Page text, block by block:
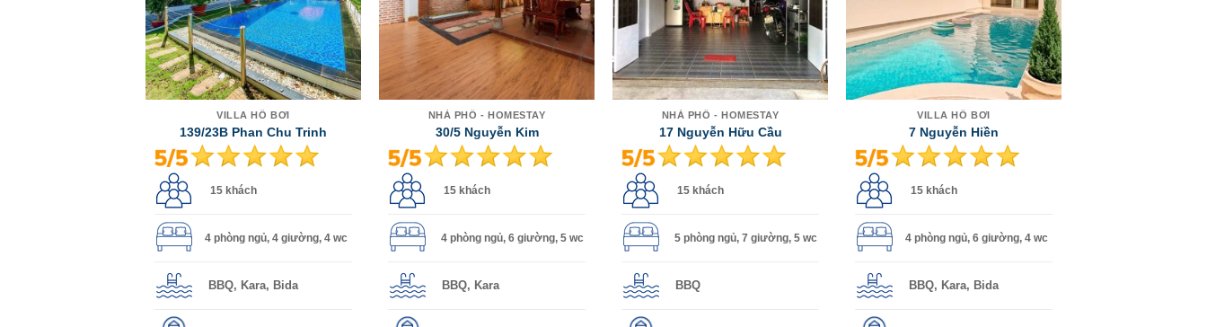
VILLA HỒ BƠI
139/23B Phan Chu Trinh
15 khách
4 phòng ngủ, 4 giường, 4 wc
BBQ, Kara, Bida
NHÀ PHỐ - HOMESTAY
30/5 Nguyễn Kim
15 khách
4 phòng ngủ, 6 giường, 5 wc
BBQ, Kara
NHÀ PHỐ - HOMESTAY
17 Nguyễn Hữu Cầu
15 khách
5 phòng ngủ, 7 giường, 5 wc
BBQ
VILLA HỒ BƠI
7 Nguyễn Hiền
15 khách
4 phòng ngủ, 6 giường, 4 wc
BBQ, Kara, Bida